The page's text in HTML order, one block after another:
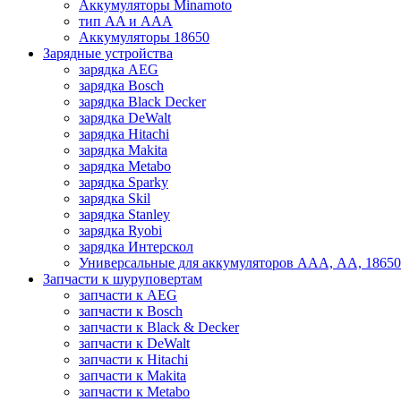
Аккумуляторы Minamoto
тип AA и AAA
Аккумуляторы 18650
Зарядные устройства
зарядка AEG
зарядка Bosch
зарядка Black Decker
зарядка DeWalt
зарядка Hitachi
зарядка Makita
зарядка Metabo
зарядка Sparky
зарядка Skil
зарядка Stanley
зарядка Ryobi
зарядка Интерскол
Универсальные для аккумуляторов ААА, АА,
Запчасти к шуруповертам
запчасти к AEG
запчасти к Bosch
запчасти к Black & Decker
запчасти к DeWalt
запчасти к Hitachi
запчасти к Makita
запчасти к Metabo